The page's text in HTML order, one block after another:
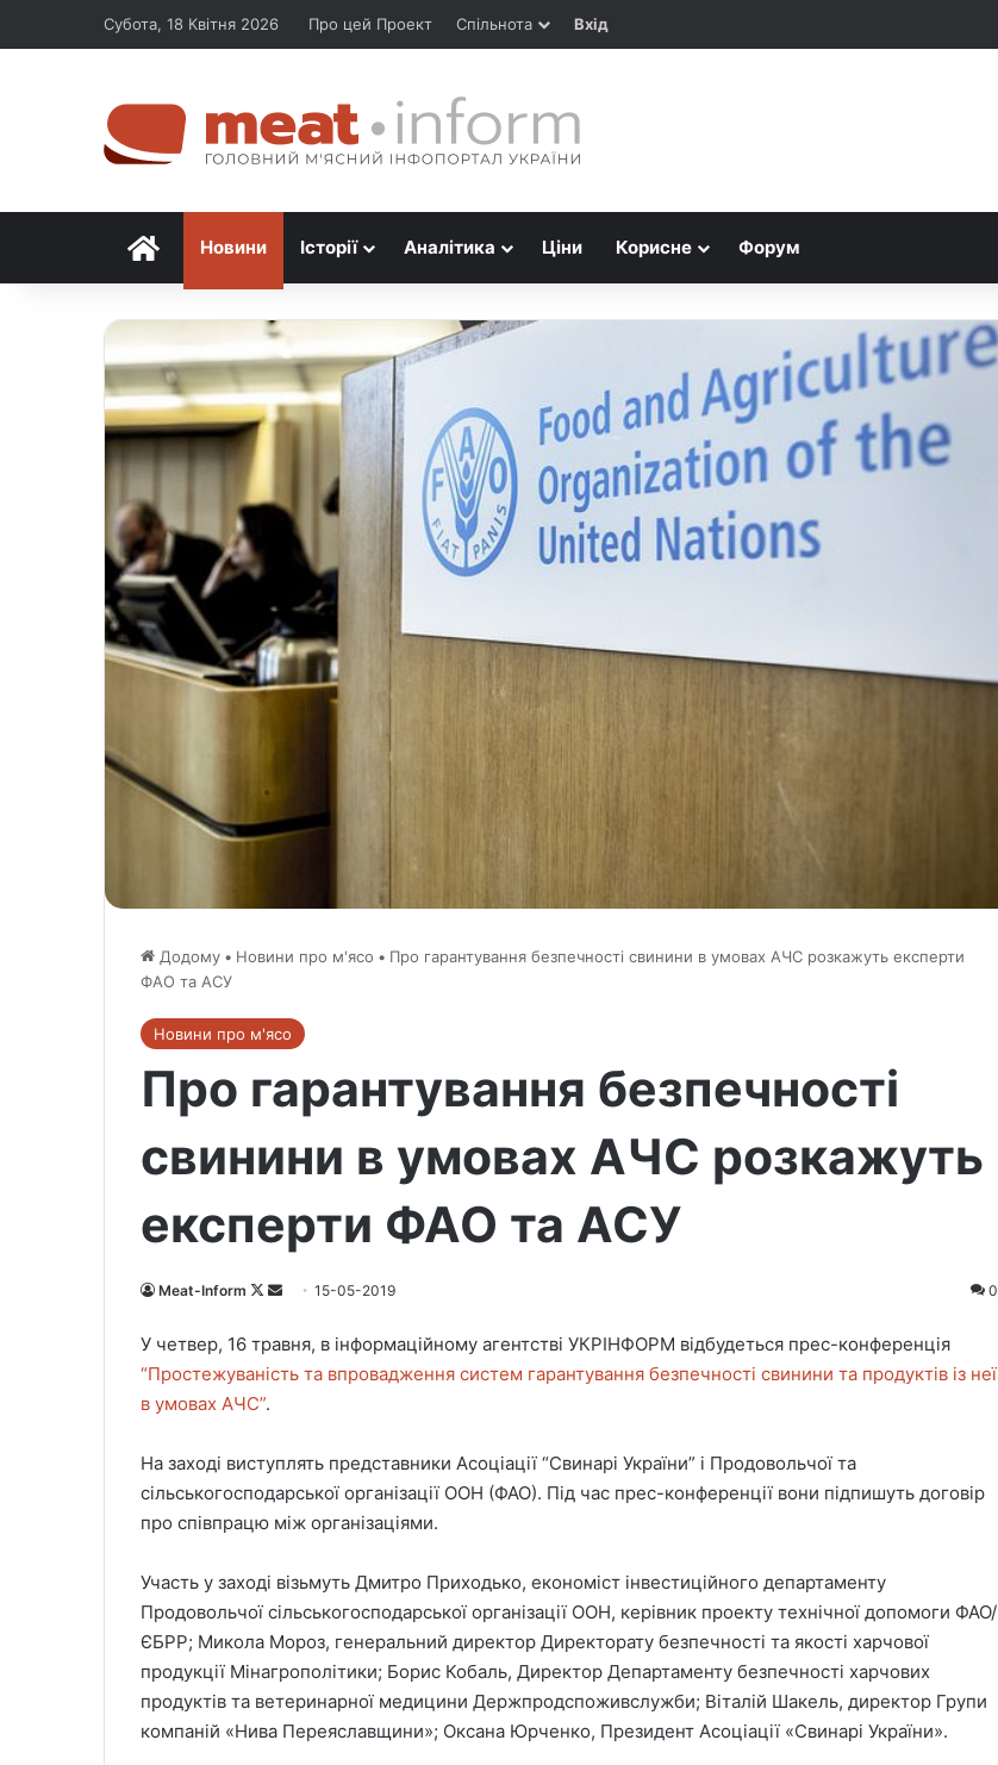
Субота, 18 Квітня 2026 Про цей Проект Спільнота Вхід
ГоловнаНовини Історії Аналітика Ціни Корисне Форум
Додому • Новини про м'ясо • Про гарантування безпечності свинини в умовах АЧС розкажуть експерти
ФАО та АСУ
Новини про м'ясо
Про гарантування безпечності
свинини в умовах АЧС розкажуть
експерти ФАО та АСУ
Meat-Inform
F
l
l
o
o
n
X
n
d
e
m
a
l
15-05-2019 0
У четвер, 16 травня, в інформаційному агентстві УКРІНФОРМ відбудеться прес-конференція
“Простежуваність та впровадження систем гарантування безпечності свинини та продуктів із неї
в умовах АЧС”.
На заході виступлять представники Асоціації “Свинарі України” і Продовольчої та
сільськогосподарської організації ООН (ФАО). Під час прес-конференції вони підпишуть договір
про співпрацю між організаціями.
Участь у заході візьмуть Дмитро Приходько, економіст інвестиційного департаменту
Продовольчої сільськогосподарської організації ООН, керівник проекту технічної допомоги ФАО/
ЄБРР; Микола Мороз, генеральний директор Директорату безпечності та якості харчової
продукції Мінагрополітики; Борис Кобаль, Директор Департаменту безпечності харчових
продуктів та ветеринарної медицини Держпродспоживслужби; Віталій Шакель, директор Групи
компаній «Нива Переяславщини»; Оксана Юрченко, Президент Асоціації «Свинарі України».